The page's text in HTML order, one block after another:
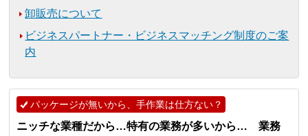
卸販売について
ビジネスパートナー・ビジネスマッチング制度のご案
内
パッケージが無いから、手作業は仕方ない？
ニッチな業種だから…特有の業務が多いから… 業務